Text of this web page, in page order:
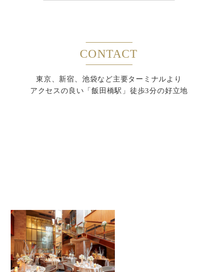
CONTACT
東京、新宿、池袋など主要ターミナルより
アクセスの良い「飯田橋駅」徒歩3分の好立地